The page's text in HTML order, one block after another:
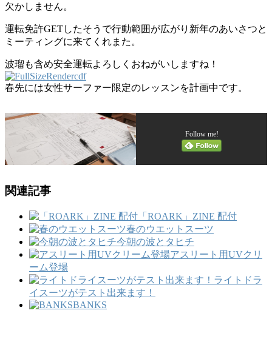
欠かしません。
運転免許GETしたそうで行動範囲が広がり新年のあいさつと
ミーティングに来てくれまた。
波瑠も含め安全運転よろしくおねがいしますね！
春先には女性サーファー限定のレッスンを計画中です。
Follow me!
関連記事
「ROARK」ZINE 配付
春のウエットスーツ
今朝の波とタヒチ
アスリート用UVクリ
ーム登場
ライトドラ
イスーツがテスト出来ます！
BANKS